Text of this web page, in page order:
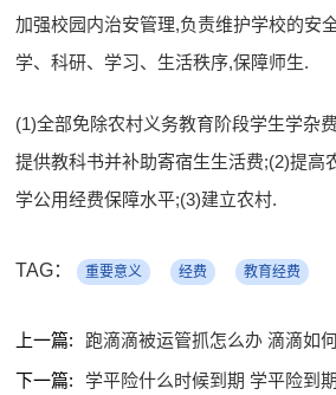
加强校园内治安管理,负责维护学校的安
学、科研、学习、生活秩序,保障师生.
(1)全部免除农村义务教育阶段学生学杂
提供教科书并补助寄宿生生活费;(2)提高
学公用经费保障水平;(3)建立农村.
TAG： 重要意义 经费 教育经费
上一篇:
跑滴滴被运管抓怎么办 滴滴如
下一篇:
学平险什么时候到期 学平险到